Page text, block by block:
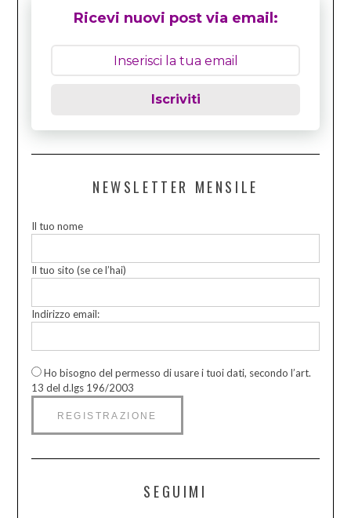
Ricevi nuovi post via email:
Iscriviti
NEWSLETTER MENSILE
Il tuo nome
Il tuo sito (se ce l’hai)
Indirizzo email:
Ho bisogno del permesso di usare i tuoi dati, secondo l’art.
13 del d.lgs 196/2003
SEGUIMI